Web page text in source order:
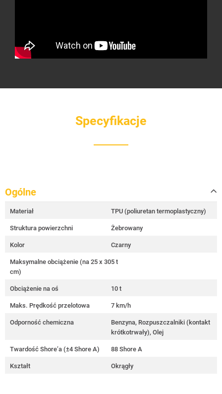
Specyfikacje
Ogólne
Materiał TPU (poliuretan termoplastyczny)
Struktura powierzchni Żebrowany
Kolor Czarny
Maksymalne obciążenie (na 25 x 30
cm)
5 t
Obciążenie na oś 10 t
Maks. Prędkość przelotowa 7 km/h
Odporność chemiczna
Benzyna, Rozpuszczalniki (kontakt
krótkotrwały), Olej
Twardość Shore’a (±4 Shore A) 88 Shore A
Kształt Okrągły